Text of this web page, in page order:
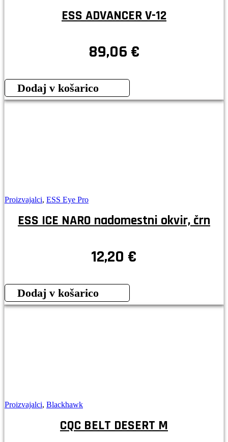
ESS ADVANCER V-12
89,06 €
Dodaj v košarico
Proizvajalci, ESS Eye Pro
ESS ICE NARO nadomestni okvir, črn
12,20 €
Dodaj v košarico
Proizvajalci, Blackhawk
CQC BELT DESERT M